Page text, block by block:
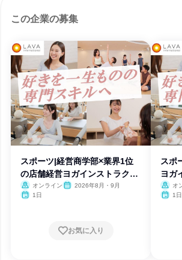
この企業の募集
スポーツ|経営商学部×業界1位
の店舗経営ヨガインストラクタ
ー
オンライン
2026年8月・9月
1日
お気に入り
スポ
ヨガ
験
オ
1日